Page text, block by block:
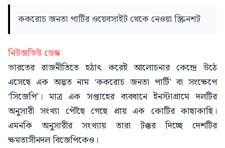
ককরোচ জনতা পার্টির ওয়েবসাইট থেকে নেওয়া স্ক্রিনশট
নিউজভিউ ডেস্ক
ভারতের রাজনীতিতে হঠাৎ করেই আলোচনার কেন্দ্রে উঠে
এসেছে এক অদ্ভত নাম ‘ককরোচ জনতা পার্টি’ বা সংক্ষেপে
‘সিজেপি’। মাত্র এক সপ্তাহের ব্যবধানে ইনস্টাগ্রামে দলটির
অনুসারী সংখ্যা পৌঁছে গেছে প্রায় এক কোটির কাছাকাছি।
এমনকি অনুসারীর সংখ্যায় তারা টক্কর দিচ্ছে দেশটির
ক্ষমতাসীনদল বিজেপিকেও।